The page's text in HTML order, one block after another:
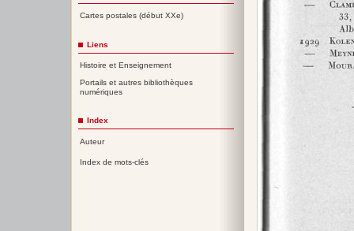
Cartes postales (début XXe)
Liens
Histoire et Enseignement
Portails et autres bibliothèques
numériques
Index
Auteur
Index de mots-clés